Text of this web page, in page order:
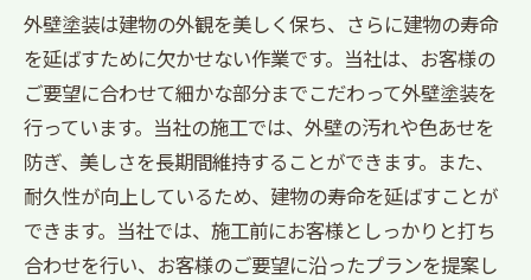
外壁塗装は建物の外観を美しく保ち、さらに建物の寿命
を延ばすために欠かせない作業です。当社は、お客様の
ご要望に合わせて細かな部分までこだわって外壁塗装を
行っています。当社の施工では、外壁の汚れや色あせを
防ぎ、美しさを長期間維持することができます。また、
耐久性が向上しているため、建物の寿命を延ばすことが
できます。当社では、施工前にお客様としっかりと打ち
合わせを行い、お客様のご要望に沿ったプランを提案し